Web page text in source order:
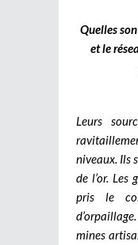
Quelles
et le
Leurs
niveaux. Ils
de l’or. Les
pris le
mines